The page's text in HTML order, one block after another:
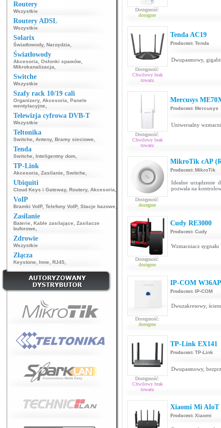
Routery
Wszystkie
Routery ADSL
Wszystkie
Solarix
Światłowody, Narzędzia
Światłowody
Akcesoria Osłonki spawów
Mikrokanalizacja
Switche
Wszystkie
Szafy rack 10/19 cali
Organizery, Akcesoria
Panele
wentylacyjne
Telewizja cyfrowa DVB-T
Wszystkie
Teltonika
Switche Anteny, Bramy sieciowe
Tenda
Switche Inteligentny dom
TP-Link
Akcesoria Zasilanie Switche
Ubiquiti
Cloud Keys i Gateway, Routery, Akcesoria
VoIP
Bramki VoIP, Telefony VoIP, Stacje bazowe
Zasilanie
Baterie Kable zasilające
Zasilacze
buforowe
Zdrowie
Wszystkie
Złącza
Keystone Inne RJ45
Dostępność:
dostępne
Dostępność:
Chwilowy brak
towaru
Tenda AC19
Producent: Tenda
Dwupasmowy,
Dostępność:
Chwilowy brak
towaru
Mercusys
Producent: Mercusys
Uniwersalny
Dostępność:
dostępne
MikroTik cAP
Producent: MikroTik
Idealne urządzenie
pozwala na
Dostępność:
dostępne
Cudy RE3000
Producent: Cudy
Wzmacniacz
Dostępność:
dostępne
IP-COM W36AP
Producent: IP-COM
Dwuzakresowy,
Dostępność:
Chwilowy brak
towaru
TP-Link EX141
Producent: TP-Link
Dwupasmowy,
Xiaomi Mi AIoT
Producent: Xiaomi